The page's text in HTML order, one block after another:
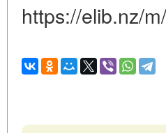
https://elib.nz/